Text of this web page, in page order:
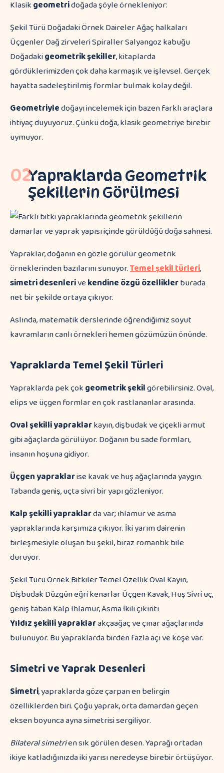
Klasikgeometridoğada şöyle örnekleniyor:
Şekil Türü Doğadaki Örnek Daireler Ağaç halkaları
Üçgenler Dağ zirveleri Spiraller Salyangoz kabuğu
Doğadakigeometrik şekiller, kitaplarda
gördüklerimizden çok daha karmaşık ve işlevsel. Gerçek
hayatta sadeleştirilmiş formlar bulmak kolay değil.
Geometriyledoğayı incelemek için bazen farklı araçlara
ihtiyaç duyuyoruz. Çünkü doğa, klasik geometriye birebir
uymuyor.
02Yapraklarda Geometrik
Şekillerin Görülmesi
Yapraklar, doğanın en gözle görülür geometrik
örneklerinden bazılarını sunuyor.Temel şekil türleri,
simetri desenlerivekendine özgü özelliklerburada
net bir şekilde ortaya çıkıyor.
Aslında, matematik derslerinde öğrendiğimiz soyut
kavramların canlı örnekleri hemen gözümüzün önünde.
Yapraklarda Temel Şekil Türleri
Yapraklarda pek çokgeometrik şekilgörebilirsiniz. Oval,
elips ve üçgen formlar en çok rastlananlar arasında.
Oval şekilli yapraklarkayın, dişbudak ve çiçekli armut
gibi ağaçlarda görülüyor. Doğanın bu sade formları,
insanın hoşuna gidiyor.
Üçgen yapraklarise kavak ve huş ağaçlarında yaygın.
Tabanda geniş, uçta sivri bir yapı gözleniyor.
Kalp şekilli yapraklarda var; ıhlamur ve asma
yapraklarında karşımıza çıkıyor. İki yarım dairenin
birleşmesiyle oluşan bu şekil, biraz romantik bile
duruyor.
Şekil Türü Örnek Bitkiler Temel Özellik Oval Kayın,
Dişbudak Düzgün eğri kenarlar Üçgen Kavak, Huş Sivri uç,
geniş taban Kalp Ihlamur, Asma İkili çıkıntı
Yıldız şekilli yapraklarakçaağaç ve çınar ağaçlarında
bulunuyor. Bu yapraklarda birden fazla açı ve köşe var.
Simetri ve Yaprak Desenleri
Simetri, yapraklarda göze çarpan en belirgin
özelliklerden biri. Çoğu yaprak, orta damardan geçen
eksen boyunca ayna simetrisi sergiliyor.
Bilateral simetrien sık görülen desen. Yaprağı ortadan
ikiye katladığınızda iki yarısı neredeyse birebir örtüşüyor.